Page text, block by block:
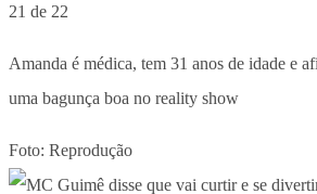
21 de 22
Amanda é médica, tem 31 anos de idade e
uma bagunça boa no reality show
Foto: Reprodução